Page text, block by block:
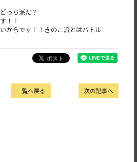
っち派だ？
！！
からです！！きのこ派とはバトル
次の記事へ
一覧へ戻る